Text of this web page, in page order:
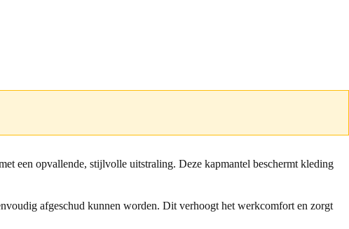
een opvallende, stijlvolle uitstraling. Deze kapmantel beschermt kleding
afgeschud kunnen worden. Dit verhoogt het werkcomfort en zorgt